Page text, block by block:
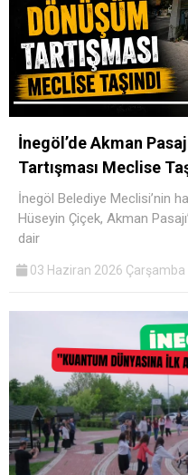
İnegöl’de Akman
Tartışması Meclise
İnegöl Belediye Meclisi’nin
Hüseyin Çiçek, Akman
dair
03 Haziran 2026 Çarşamba